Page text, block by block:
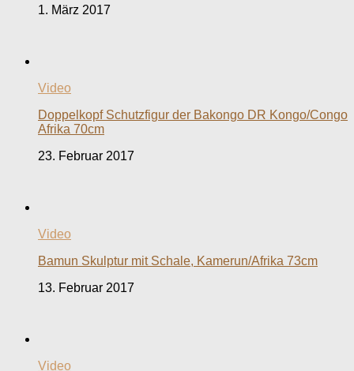
1. März 2017
Video
Doppelkopf Schutzfigur der Bakongo DR Kongo/Congo
Afrika 70cm
23. Februar 2017
Video
Bamun Skulptur mit Schale, Kamerun/Afrika 73cm
13. Februar 2017
Video